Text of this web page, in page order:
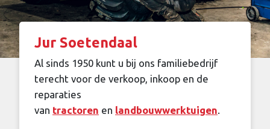
Jur Soetendaal
Al sinds 1950 kunt u bij ons familiebedrijf
terecht voor de verkoop, inkoop en de
reparaties
van tractoren en landbouwwerktuigen.